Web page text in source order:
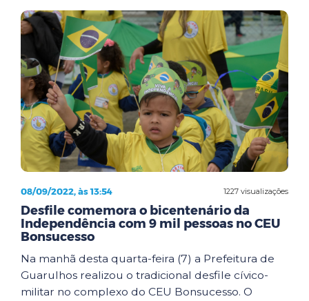
1227 visualizações
08/09/2022, às 13:54
Desfile comemora o bicentenário da
Independência com 9 mil pessoas no CEU
Bonsucesso
Na manhã desta quarta-feira (7) a Prefeitura de
Guarulhos realizou o tradicional desfile cívico-
militar no complexo do CEU Bonsucesso. O